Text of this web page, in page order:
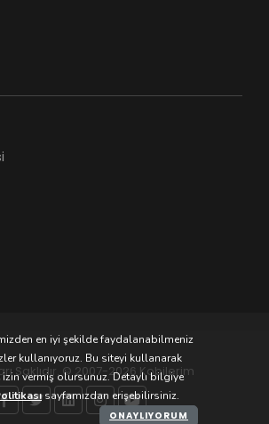
Saklıdır. © 2007-2026 Kobilerim
en iyi şekilde faydalanabilmeniz
kullanıyoruz. Bu siteyi kullanarak
izin vermiş olursunuz. Detaylı bilgiye
sayfamızdan erişebilirsiniz.
ONAYLIYORUM